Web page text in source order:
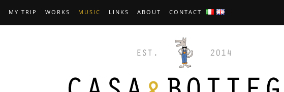
MY TRIP WORKS MUSIC LINKS ABOUT CONTACT